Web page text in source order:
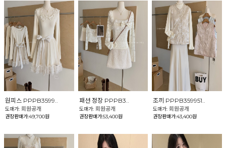
원피스 PPPB3599..
도매가: 회원공개
권장판매가:49,700원
패션 정장 PPPB3..
도매가: 회원공개
권장판매가:53,400원
조끼 PPPB359951..
도매가:회원공개
권장판매가:43,400원